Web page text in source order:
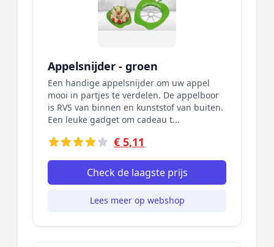
Appelsnijder - groen
Een handige appelsnijder om uw appel
mooi in partjes te verdelen. De appelboor
is RVS van binnen en kunststof van buiten.
Een leuke gadget om cadeau t...
€ 5,11
Check de laagste prijs
Lees meer op webshop